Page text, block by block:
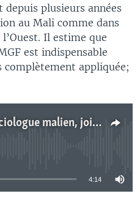
plusieurs années
au Mali comme dans
Il estime que
est indispensable
complètement appliquée;
Dr Younoussa Touré, sociologue malien, joint par Nathalie Barge
currently available
4:14